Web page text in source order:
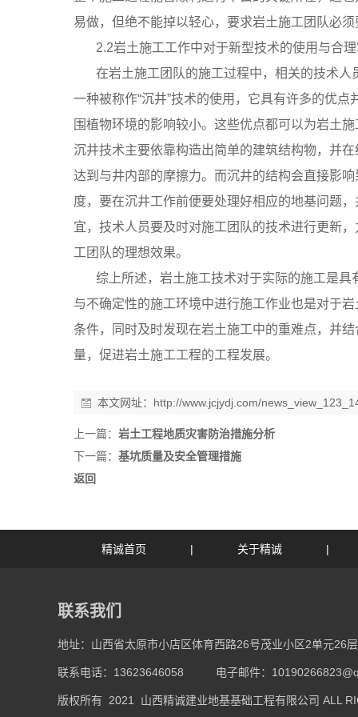
易做，但绝不能掉以轻心，要求岩土施工团队必
2.2岩土施工工作中对于新型技术的使用与合
在岩土施工团队的施工过程中，相关的技术
一种被称作“沉井”技术的使用，它具有许多的优
围植物环境的影响较小。这些优点都可以为岩土
沉井技术主要依靠构造出简单的建筑结构物，并
达到与井内部的摩擦力。而沉井的结构会直接影
度，要在沉井工作前便要处理好相应的地基问题
宜，技术人员要及时对施工团队的技术进行更新
工团队的理想效果。
综上所述，岩土施工技术对于实际的施工是
与不确定性的施工环境中进行施工作业也是对于
条件，同时及时发现在岩土施工中的重难点，并
量，促进岩土施工工程的工程发展。
本文网址： http://www.jcjydj.com/
上一篇： 岩土工程地质灾害防治措施分析
下一篇： 基坑质量及安全管理措施
返回
精诚首页 | 关于精诚 |
联系我们
地址：山西省太原市小店区体育西路26号茂业小区2单元26
联系电话：13623646058 电子邮件：
版权所有 2021 山西精诚建业地基基础工程有限公司 ALL